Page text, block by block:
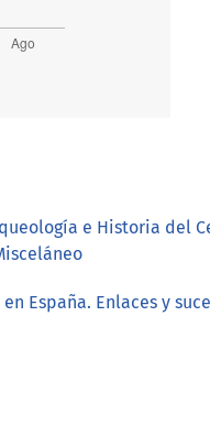
e Historia del
España. Enlaces y